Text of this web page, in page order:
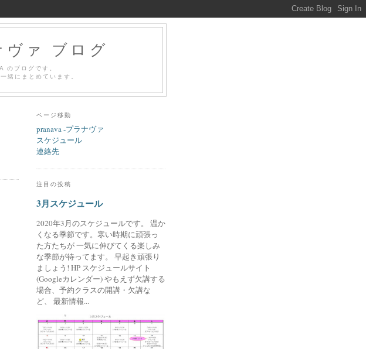
ァ ブログ
のブログです。
緒にまとめています。
ページ移動
pranava -プラナヴァ
スケジュール
連絡先
注目の投稿
3月スケジュール
2020年3月のスケジュールです。 温か
くなる季節です。寒い時期に頑張っ
た方たちが 一気に伸びてくる楽しみ
な季節が待ってます。 早起き頑張り
ましょう! HP スケジュールサイト
(Googleカレンダー) やもえず欠講する
場合、予約クラスの開講・欠講な
ど、 最新情報...